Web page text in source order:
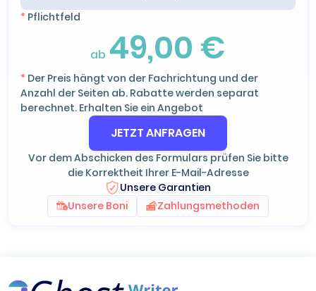
* Pflichtfeld
ab 49,00 €
* Der Preis hängt von der Fachrichtung und der
Anzahl der Seiten ab. Rabatte werden separat
berechnet. Erhalten Sie ein Angebot
JETZT ANFRAGEN
Vor dem Abschicken des Formulars prüfen Sie bitte
die Korrektheit Ihrer E-Mail-Adresse
Unsere Garantien
Unsere Boni
Zahlungsmethoden